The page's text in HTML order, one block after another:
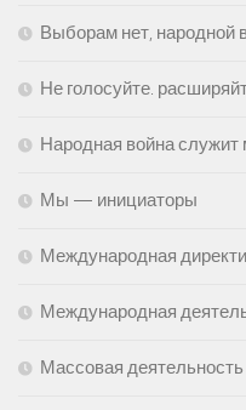
Выборам нет, народной
Не голосуйте.
Народная война
Мы — инициаторы
Международная
Международная
Массовая деятельность